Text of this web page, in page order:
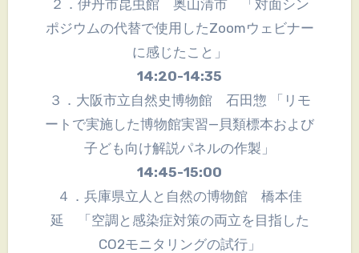
２．伊丹市昆虫館 奥山清市 「対面シン
ポジウムの代替で使用したZoomウェビナー
に感じたこと」
14:20-14:35
３．大阪市立自然史博物館 石田惣 「リモ
ートで実施した博物館実習—貝類標本および
子ども向け解説パネルの作製」
14:45-15:00
４．兵庫県立人と自然の博物館 橋本佳
延 「空調と感染症対策の両立を目指した
CO2モニタリングの試行」